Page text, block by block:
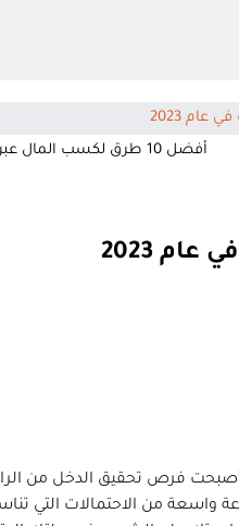
أفضل 10 طرق لكسب المال عبر الإنترنت في عام 2023
أصبحت فرص تحقيق الدخل من